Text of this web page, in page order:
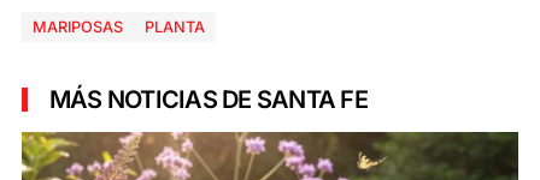
MARIPOSAS PLANTA
MÁS NOTICIAS DE SANTA FE